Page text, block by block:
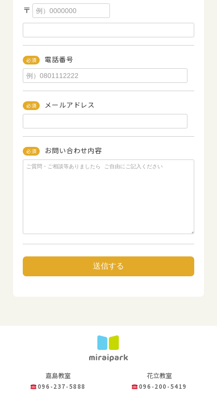
〒
必須 電話番号
必須 メールアドレス
必須 お問い合わせ内容
嘉島教室
096-237-5888
花立教室
096-200-5419